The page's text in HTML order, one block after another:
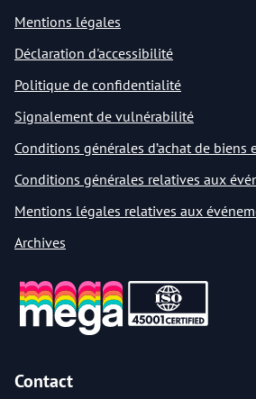
Mentions légales
Déclaration d'accessibilité
Politique de confidentialité
Signalement de vulnérabilité
Conditions générales d’achat de biens
Conditions générales relatives aux
Mentions légales relatives aux
Archives
Contact